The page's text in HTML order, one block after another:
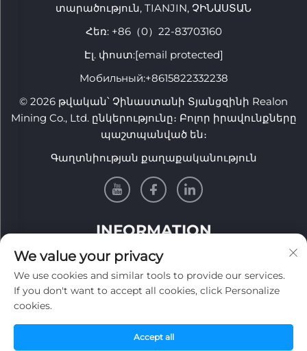
տարածություն, TIANJIN, ՉԻՆԱՍՏԱՆ
Հեռ: +86（0）22-83703160
Էլ. փոստ:[email protected]
Мобильный:+8615822332238
© 2026 թվական՝ Չինաստանի Տյանցզինի Realon
Mining Co., Ltd. ընկերությունը։ Բոլոր իրավունքները
պաշտպանված են։
Գաղտնիության քաղաքականություն
INFORMATION
Գրանցվեք մեր շաբաթային լուսաբա댐 ստանալու
համար
We value your privacy
We use cookies and similar tools to provide our services.
If you don't want to accept all cookies, click Personalize
cookies.
Accept all